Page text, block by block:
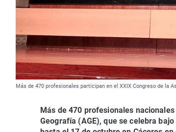
Más de 470 profesionales participan en el XXIX Congreso de la
Más de 470 profesionales
Geografía (AGE), que se celebra